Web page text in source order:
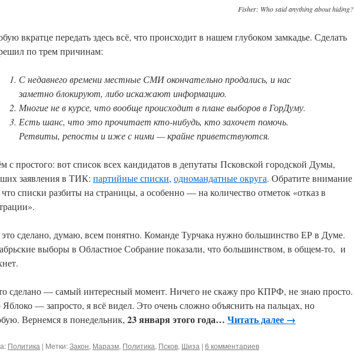
Fisher: Who said anything about hiding?
вкратце передать здесь всё, что происходит в нашем глубоком замкадье. Сделать
по трем причинам:
С недавнего времени местные СМИ окончательно продались, и нас
заметно блокируют, либо искажают информацию.
Многие не в курсе, что вообще происходит в плане выборов в ГорДуму.
Есть шанс, что это прочитает кто-нибудь, кто захочет помочь.
Ретвиты, репосты и иже с ними — крайне приветствуются.
с простого: вот список всех кандидатов в депутаты Псковской городской Думы,
заявления в ТИК: партийные списки, одномандатные округа. Обратите внимание
списки разбиты на страницы, а особенно — на количество отметок «отказ в
это сделано, думаю, всем понятно. Команде Турчака нужно большинство ЕР в Думе.
выборы в Областное Собрание показали, что большинством, в общем-то, и
сделано — самый интересный момент. Ничего не скажу про КПРФ, не знаю просто.
— запросто, я всё видел. Это очень сложно объяснить на пальцах, но
Вернемся в понедельник, 23 января этого года… Читать далее →
Политика | Метки:Закон, Маразм, Политика, Псков, Шиза | 6 комментариев